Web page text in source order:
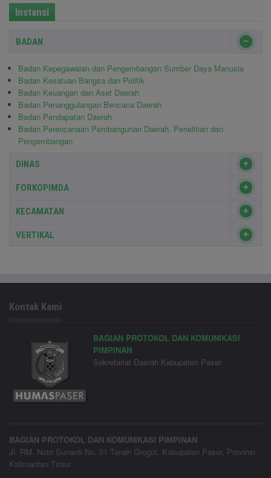
Instansi
BADAN
Badan Kepegawaian dan Pengembangan Sumber Daya Manusia
Badan Kesatuan Bangsa dan Politik
Badan Keuangan dan Aset Daerah
Badan Penanggulangan Bencana Daerah
Badan Pendapatan Daerah
Badan Perencanaan Pembangunan Daerah, Penelitian dan
Pengembangan
DINAS
FORKOPIMDA
KECAMATAN
VERTIKAL
Kontak Kami
BAGIAN PROTOKOL DAN KOMUNIKASI
PIMPINAN
Sekretariat Daerah Kabupaten Paser
BAGIAN PROTOKOL DAN KOMUNIKASI PIMPINAN
Jl. RM. Noto Sunardi No. 01 Tanah Grogot, Kabupaten Paser, Provinsi
Kalimantan Timur